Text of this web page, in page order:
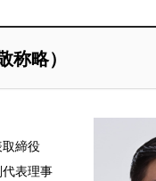
称略）
締役
代表理事